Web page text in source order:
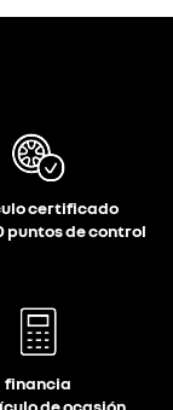
certificado
puntos de control
financia
de ocasión